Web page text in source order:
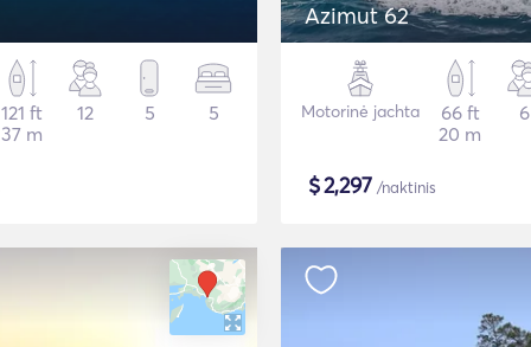
121 ft
37 m
12 5 5
Azimut 62
Motorinė jachta
66 ft
20 m
6
$2,297 /naktinis